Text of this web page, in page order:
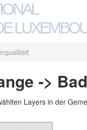
->
Layers in der